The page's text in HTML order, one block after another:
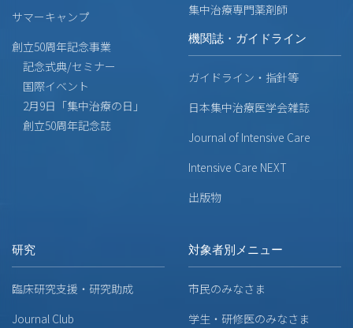
サマーキャンプ
創立50周年記念事業
記念式典/セミナー
国際イベント
2月9日「集中治療の日」
創立50周年記念誌
集中治療専門薬剤師
機関誌・ガイドライン
ガイドライン・指針等
日本集中治療医学会雑誌
Journal of Intensive Care
Intensive Care NEXT
出版物
研究
臨床研究支援・研究助成
Journal Club
対象者別メニュー
市民のみなさま
学生・研修医のみなさま